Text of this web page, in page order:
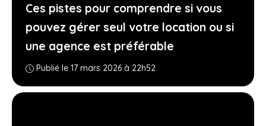
Ces pistes pour comprendre si vous
pouvez gérer seul votre location ou si
une agence est préférable
Publié le 17 mars 2026 à 22h52